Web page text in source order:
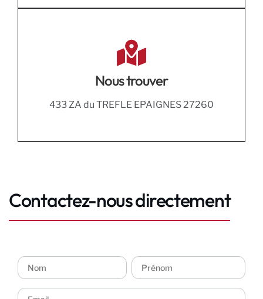
Nous trouver
433 ZA du TREFLE EPAIGNES 27260
Contactez-nous directement